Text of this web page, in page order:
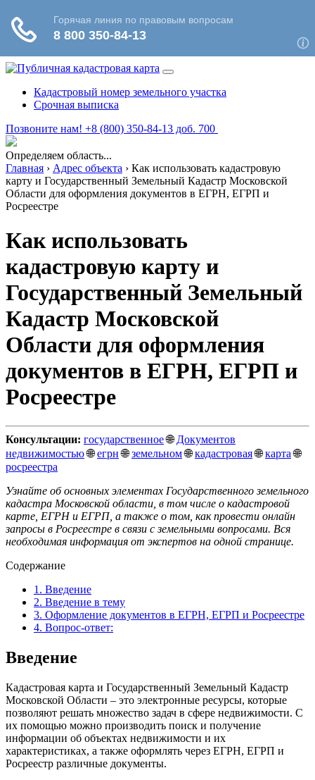
Кадастровый номер земельного участка
Срочная выписка
Позвоните нам! +8 (800) 350-84-13 доб. 700
Определяем область...
Главная › Адрес объекта › Как использовать кадастровую
карту и Государственный Земельный Кадастр Московской
Области для оформления документов в ЕГРН, ЕГРП и
Росреестре
Как использовать
кадастровую карту и
Государственный Земельный
Кадастр Московской
Области для оформления
документов в ЕГРН, ЕГРП и
Росреестре
Консультации: государственное🌐Документов
недвижимостью🌐егрн🌐земельном🌐кадастровая🌐карта🌐
росреестра
Узнайте об основных элементах Государственного земельного
кадастра Московской области, в том числе о кадастровой
карте, ЕГРН и ЕГРП, а также о том, как провести онлайн
запросы в Росреестре в связи с земельными вопросами. Вся
необходимая информация от экспертов на одной странице.
Содержание
1. Введение
2. Введение в тему
3. Оформление документов в ЕГРН, ЕГРП и Росреестре
4. Вопрос-ответ:
Введение
Кадастровая карта и Государственный Земельный Кадастр
Московской Области – это электронные ресурсы, которые
позволяют решать множество задач в сфере недвижимости. С
их помощью можно производить поиск и получение
информации об объектах недвижимости и их
характеристиках, а также оформлять через ЕГРН, ЕГРП и
Росреестр различные документы.